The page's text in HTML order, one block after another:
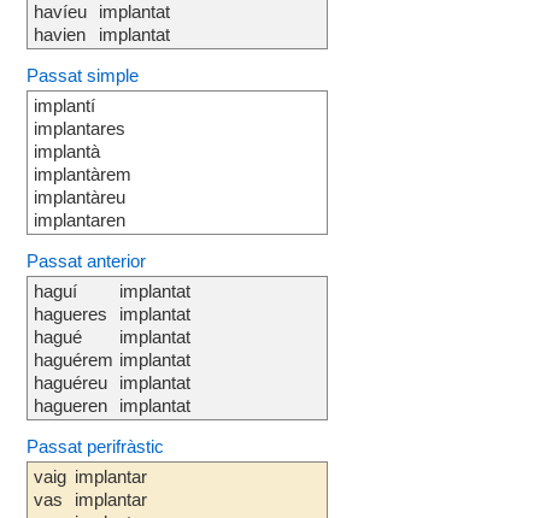
havíeu
havien
implantat
implantat
Passat simple
implantí
implantares
implantà
implantàrem
implantàreu
implantaren
Passat anterior
haguí
hagueres
hagué
haguérem
haguéreu
hagueren
implantat
implantat
implantat
implantat
implantat
implantat
Passat perifràstic
vaig
vas
implantar
implantar